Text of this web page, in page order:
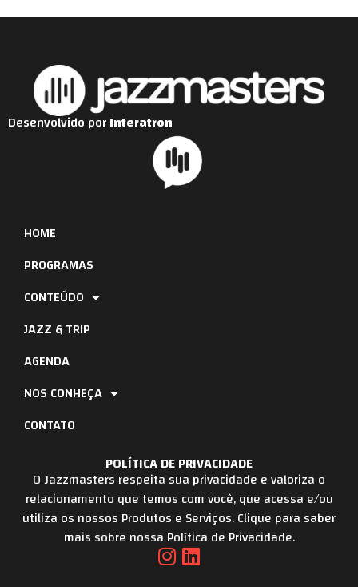
POLÍTICA DE PRIVACIDADE
O Jazzmasters respeita sua privacidade e valoriza o
relacionamento que temos com você, que acessa e/ou
utiliza os nossos Produtos e Serviços. Clique para saber
mais sobre nossa Política de Privacidade.
HOME
PROGRAMAS
CONTEÚDO
JAZZ & TRIP
AGENDA
NOS CONHEÇA
CONTATO
Desenvolvido porInteratron